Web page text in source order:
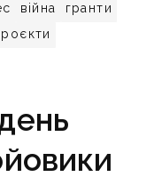
війна
гранти